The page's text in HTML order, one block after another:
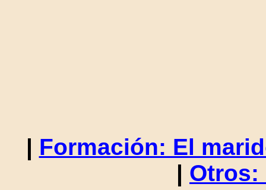
| Formación: El
| Otros: